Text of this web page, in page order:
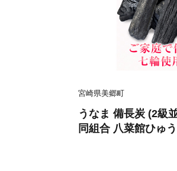
宮崎県美郷町
うなま 備長炭 (2級
同組合 八菜館ひゅ
1ap0012] BBQ 七
線 長時間 燃焼 煙少